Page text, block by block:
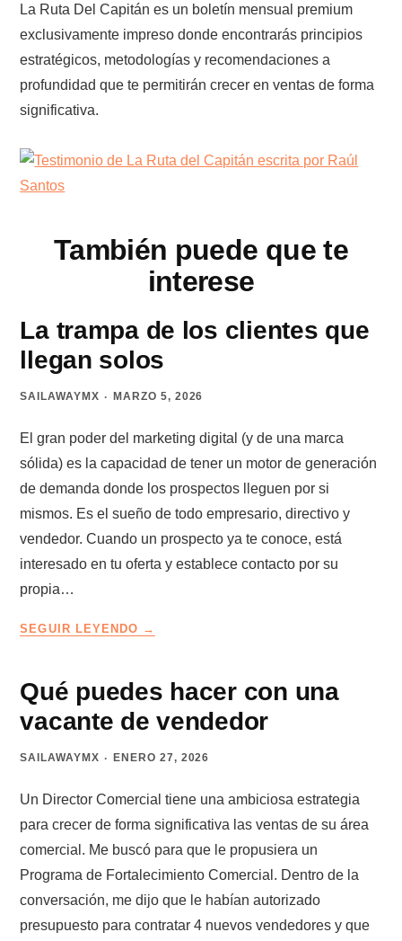
La Ruta Del Capitán es un boletín mensual premium
exclusivamente impreso donde encontrarás principios
estratégicos, metodologías y recomendaciones a
profundidad que te permitirán crecer en ventas de forma
significativa.
También puede que te
interese
La trampa de los clientes que
llegan solos
SAILAWAYMX MARZO 5, 2026
El gran poder del marketing digital (y de una marca
sólida) es la capacidad de tener un motor de generación
de demanda donde los prospectos lleguen por si
mismos. Es el sueño de todo empresario, directivo y
vendedor. Cuando un prospecto ya te conoce, está
interesado en tu oferta y establece contacto por su
propia…
SEGUIR LEYENDO
LOS
CLIENTES
QUE
SOLOS
Qué puedes hacer con una
vacante de vendedor
SAILAWAYMX ENERO 27, 2026
Un Director Comercial tiene una ambiciosa estrategia
para crecer de forma significativa las ventas de su área
comercial. Me buscó para que le propusiera un
Programa de Fortalecimiento Comercial. Dentro de la
conversación, me dijo que le habían autorizado
presupuesto para contratar 4 nuevos vendedores y que